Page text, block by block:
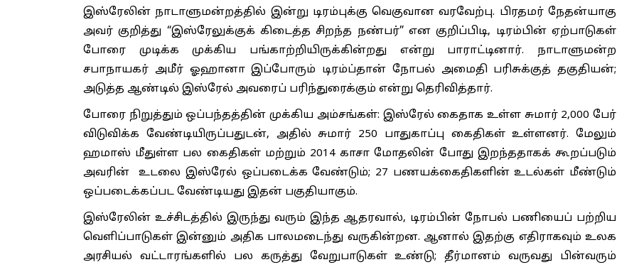
இஸ்ரேலின் நாடாளுமன்றத்தில் இன்று டிரம்புக்கு வெகுவான வரவேற்பு. பிரதமர் நேதன்யாகு
அவர் குறித்து “இஸ்ரேலுக்குக் கிடைத்த சிறந்த நண்பர்” என குறிப்பிடி, டிரம்பின் ஏற்பாடுகள்
போரை முடிக்க முக்கிய பங்காற்றியிருக்கின்றது என்று பாராட்டினார். நாடாளுமன்ற
சபாநாயகர் அமீர் ஓஹானா இப்போரும் டிரம்ப்தான் நோபல் அமைதி பரிசுக்குத் தகுதியன்;
அடுத்த ஆண்டில் இஸ்ரேல் அவரைப் பரிந்துரைக்கும் என்று தெரிவித்தார்.
போரை நிறுத்தும் ஒப்பந்தத்தின் முக்கிய அம்சங்கள்: இஸ்ரேல் கைதாக உள்ள சுமார் 2,000 பேர்
விடுவிக்க வேண்டியிருப்பதுடன், அதில் சுமார் 250 பாதுகாப்பு கைதிகள் உள்ளனர். மேலும்
ஹமாஸ் மீதுள்ள பல கைதிகள் மற்றும் 2014 காசா மோதலின் போது இறந்ததாகக் கூறப்படும்
அவரின் உடலை இஸ்ரேல் ஒப்படைக்க வேண்டும்; 27 பணயக்கைதிகளின் உடல்கள் மீண்டும்
ஒப்படைக்கப்பட வேண்டியது இதன் பகுதியாகும்.
இஸ்ரேலின் உச்சிடத்தில் இருந்து வரும் இந்த ஆதரவால், டிரம்பின் நோபல் பணியைப் பற்றிய
வெளிப்பாடுகள் இன்னும் அதிக பாலமடைந்து வருகின்றன. ஆனால் இதற்கு எதிராகவும் உலக
அரசியல் வட்டாரங்களில் பல கருத்து வேறுபாடுகள் உண்டு; தீர்மானம் வருவது பின்வரும்